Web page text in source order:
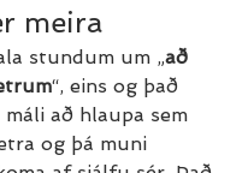
meira
stundum um „að
“, eins og það
að hlaupa sem
og þá muni